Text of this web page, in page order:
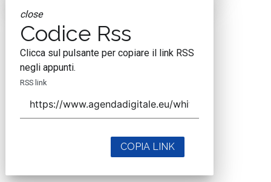
close
Codice Rss
Clicca sul pulsante per copiare il link RSS
negli appunti.
RSS link
COPIA LINK